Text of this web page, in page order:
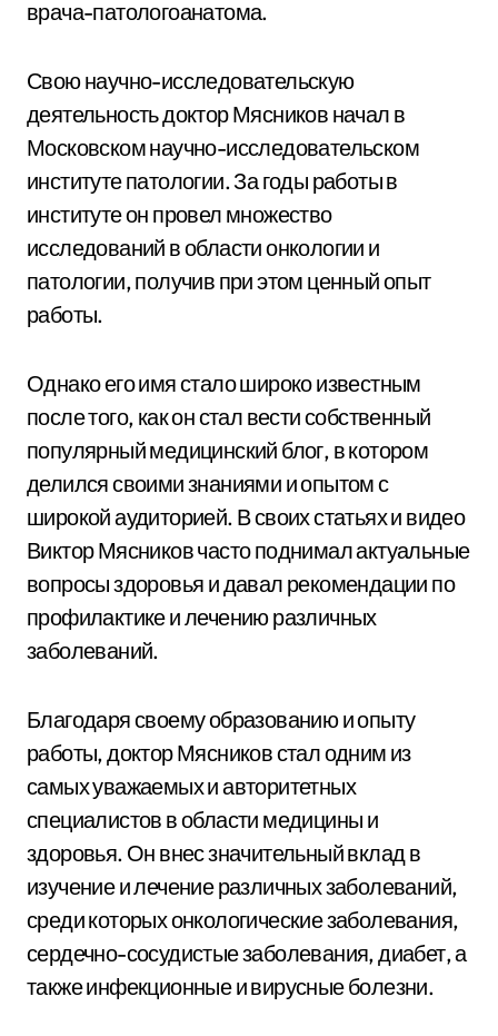
врача-патологоанатома.
Свою научно-исследовательскую
деятельность доктор Мясников начал в
Московском научно-исследовательском
институте патологии. За годы работы в
институте он провел множество
исследований в области онкологии и
патологии, получив при этом ценный опыт
работы.
Однако его имя стало широко известным
после того, как он стал вести собственный
популярный медицинский блог, в котором
делился своими знаниями и опытом с
широкой аудиторией. В своих статьях и видео
Виктор Мясников часто поднимал актуальные
вопросы здоровья и давал рекомендации по
профилактике и лечению различных
заболеваний.
Благодаря своему образованию и опыту
работы, доктор Мясников стал одним из
самых уважаемых и авторитетных
специалистов в области медицины и
здоровья. Он внес значительный вклад в
изучение и лечение различных заболеваний,
среди которых онкологические заболевания,
сердечно-сосудистые заболевания, диабет, а
также инфекционные и вирусные болезни.